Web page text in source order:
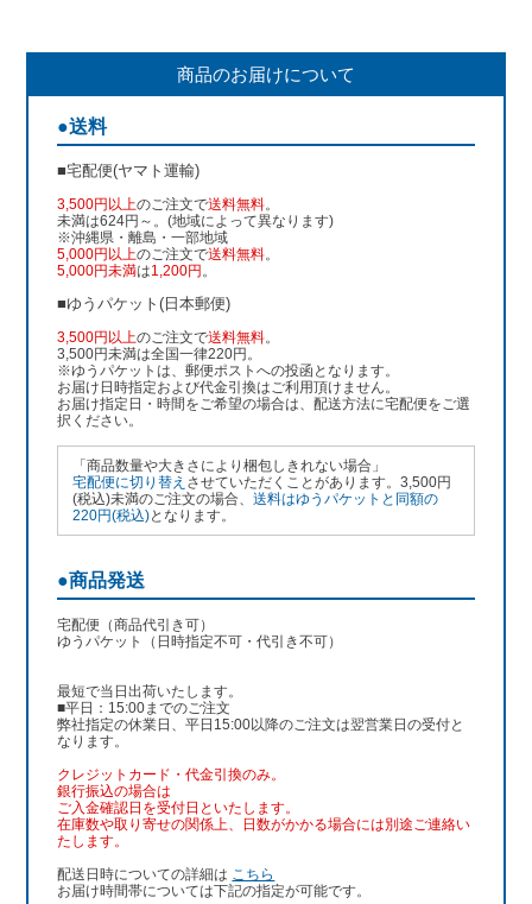
商品のお届けについて
●送料
■宅配便(ヤマト運輸)
3,500円以上のご注文で送料無料。
未満は624円～。(地域によって異なります)
※沖縄県・離島・一部地域
5,000円以上のご注文で送料無料。
5,000円未満は1,200円 。
■ゆうパケット(日本郵便)
3,500円以上のご注文で送料無料。
3,500円未満は全国一律220円。
※ゆうパケットは、郵便ポストへの投函となります。
お届け日時指定および代金引換はご利用頂けません。
お届け指定日・時間をご希望の場合は、配送方法に宅配便をご選
択ください。
「商品数量や大きさにより梱包しきれない場合」
宅配便に切り替え させていただくことがあります。3,500円
(税込)未満のご注文の場合、送料はゆうパケットと同額の
220円(税込)となります。
●商品発送
宅配便（商品代引き可）
ゆうパケット（日時指定不可・代引き不可）
最短で当日出荷いたします。
■平日：15:00までのご注文
弊社指定の休業日、平日15:00以降のご注文は翌営業日の受付と
なります。
クレジットカード・代金引換のみ。
銀行振込の場合は
ご入金確認日を受付日といたします。
在庫数や取り寄せの関係上、日数がかかる場合には別途ご連絡い
たします。
配送日時についての詳細は こちら
お届け時間帯については下記の指定が可能です。